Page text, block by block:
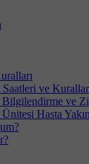
ve
Bilgilendirme ve
Hasta